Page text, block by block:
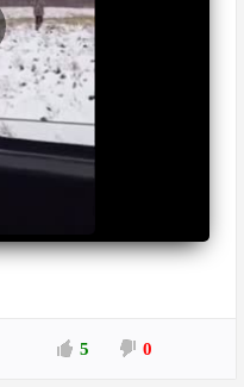
5 0